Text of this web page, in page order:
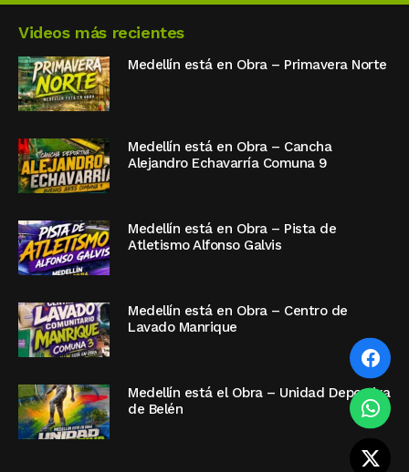
Videos más recientes
Medellín está en Obra – Primavera Norte
Medellín está en Obra – Cancha
Alejandro Echavarría Comuna 9
Medellín está en Obra – Pista de
Atletismo Alfonso Galvis
Medellín está en Obra – Centro de
Lavado Manrique
Medellín está el Obra – Unidad Deportiva
de Belén